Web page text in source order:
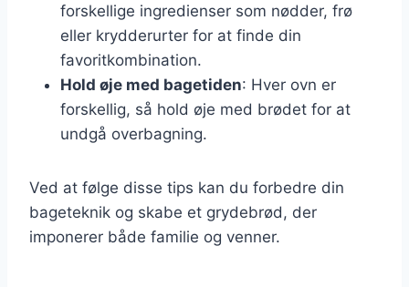
forskellige ingredienser som nødder, frø
eller krydderurter for at finde din
favoritkombination.
Hold øje med bagetiden: Hver ovn er
forskellig, så hold øje med brødet for at
undgå overbagning.
Ved at følge disse tips kan du forbedre din
bageteknik og skabe et grydebrød, der
imponerer både familie og venner.